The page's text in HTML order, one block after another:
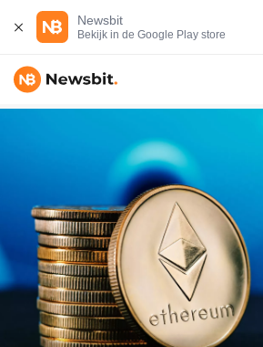
Newsbit
Bekijk in de Google Play store